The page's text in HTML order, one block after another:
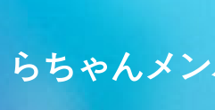
ちゃんメ